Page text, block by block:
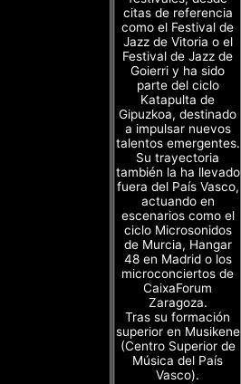
citas de referencia
como el Festival de
Jazz de Vitoria o el
Festival de Jazz de
Goierri y ha sido
parte del ciclo
Katapulta de
Gipuzkoa, destinado
a impulsar nuevos
talentos emergentes.
Su trayectoria
también la ha llevado
fuera del País Vasco,
actuando en
escenarios como el
ciclo Microsonidos
de Murcia, Hangar
48 en Madrid o los
microconciertos de
CaixaForum
Zaragoza.
Tras su formación
superior en Musikene
(Centro Superior de
Música del País
Vasco).